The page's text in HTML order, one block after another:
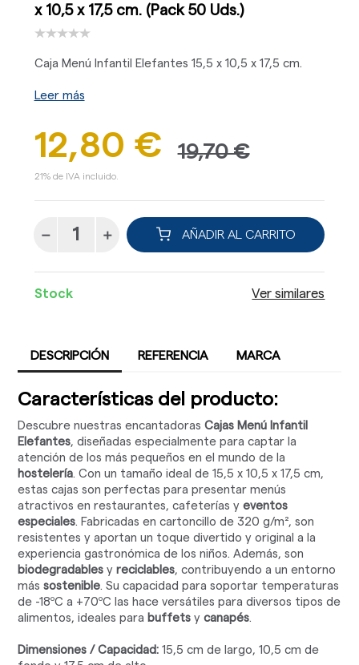
x 10,5 x 17,5 cm. (Pack 50 Uds.)
Caja Menú Infantil Elefantes 15,5 x 10,5 x 17,5 cm.
Leer más
12,80 € 19,70 €
21% de IVA incluido.
AÑADIR AL CARRITO
Stock Ver similares
DESCRIPCIÓN REFERENCIA MARCA
Características del producto:
Descubre nuestras encantadorasCajas Menú Infantil
Elefantes, diseñadas especialmente para captar la
atención de los más pequeños en el mundo de la
hostelería. Con un tamaño ideal de 15,5 x 10,5 x 17,5 cm,
estas cajas son perfectas para presentar menús
atractivos en restaurantes, cafeterías yeventos
especiales. Fabricadas en cartoncillo de 320 g/m², son
resistentes y aportan un toque divertido y original a la
experiencia gastronómica de los niños. Además, son
biodegradables yreciclables, contribuyendo a un entorno
mássostenible. Su capacidad para soportar temperaturas
de -18ºC a +70ºC las hace versátiles para diversos tipos de
alimentos, ideales para buffets ycanapés.
Dimensiones / Capacidad: 15,5 cm de largo, 10,5 cm de